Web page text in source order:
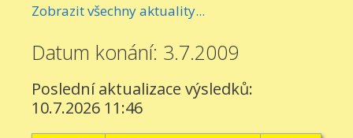
Zobrazit všechny aktuality...
Datum konání: 3.7.2009
Poslední aktualizace výsledků:
10.7.2026 11:46